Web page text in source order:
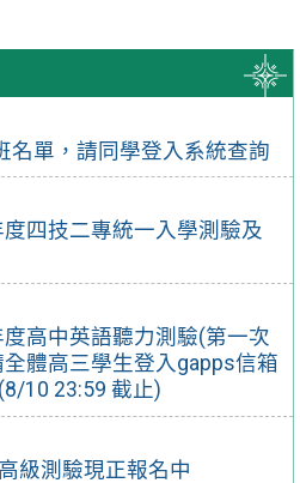
名單，請同學登入系統查詢
度四技二專統一入學測驗及
度高中英語聽力測驗(第一次
體高三學生登入gapps信箱
10 23:59 截止)
級測驗現正報名中